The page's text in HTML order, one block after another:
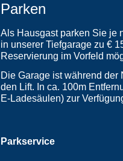
Parken
Als Hausgast parken Sie je
in unserer Tiefgarage zu €
Reservierung im Vorfeld
Die Garage ist während
den Lift. In ca. 100m
E-Ladesäulen) zur
Parkservice